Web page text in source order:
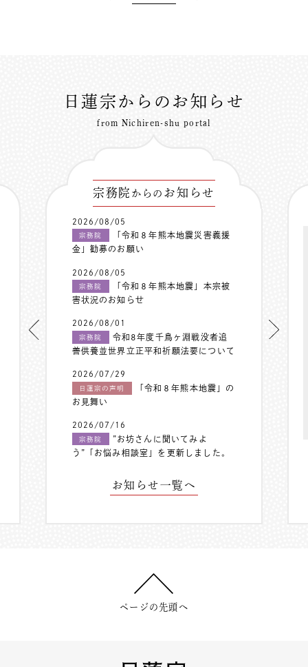
日蓮宗からのお知らせ
from Nichiren-shu portal
宗務院 からの お知らせ
2026/08/05
宗務院
「令和８年熊本地震災害義援
金」勧募のお願い
2026/08/05
宗務院
「令和８年熊本地震」本宗被
害状況のお知らせ
2026/08/01
宗務院
令和8年度千鳥ヶ淵戦没者追
善供養並世界立正平和祈願法要について
2026/07/29
日蓮宗の声明
「令和８年熊本地震」の
お見舞い
2026/07/16
宗務院
”お坊さんに聞いてみよ
う”「お悩み相談室」を更新しました。
お知らせ一覧へ
ページの先頭へ